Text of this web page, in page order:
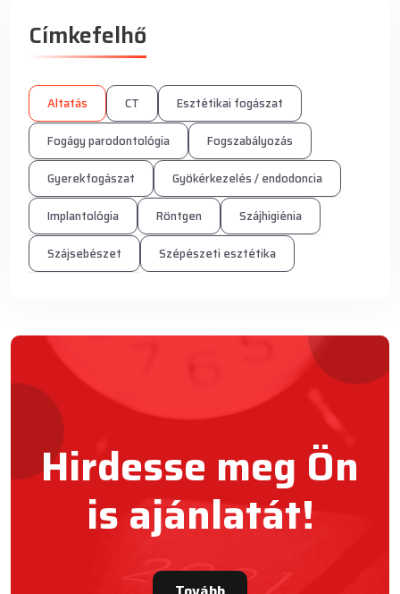
Címkefelhő
Altatás CT
Esztétikai fogászat
Fogágy parodontológia
Fogszabályozás
Gyerekfogászat
Gyökérkezelés / endodoncia
Implantológia
Röntgen
Szájhigiénia
Szájsebészet
Szépészeti esztétika
Hirdesse meg Ön
is ajánlatát!